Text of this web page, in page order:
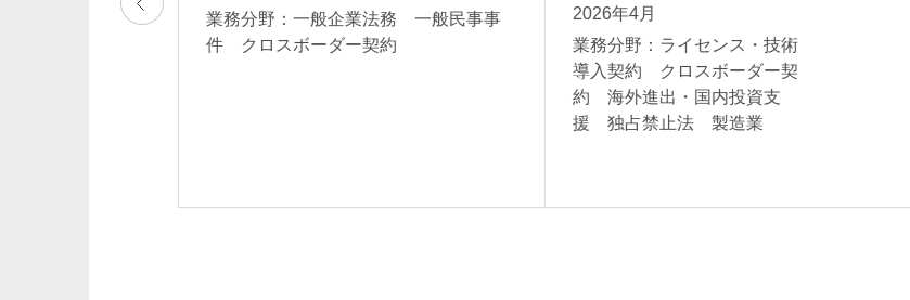
法務 M＆A一般
業務分野：一般企業法務 一般民事事
件 クロスボーダー契約
2026年4月
業務分野：ライセンス・技術
導入契約 クロスボーダー契
約 海外進出・国内投資支
援 独占禁止法 製造業